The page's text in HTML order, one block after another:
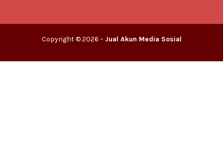
Copyright © 2026 – Jual Akun Media Sosial